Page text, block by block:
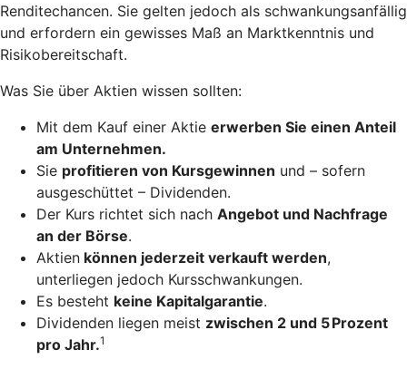
Renditechancen. Sie gelten jedoch als schwankungsanfällig
und erfordern ein gewisses Maß an Marktkenntnis und
Risikobereitschaft.
Was Sie über Aktien wissen sollten:
Mit dem Kauf einer Aktie erwerben Sie einen Anteil
am Unternehmen.
Sie profitieren von Kursgewinnen und – sofern
ausgeschüttet – Dividenden.
Der Kurs richtet sich nach Angebot und Nachfrage
an der Börse.
Aktien können jederzeit verkauft werden,
unterliegen jedoch Kursschwankungen.
Es besteht keine Kapitalgarantie.
Dividenden liegen meist zwischen 2 und 5 Prozent
pro Jahr.1